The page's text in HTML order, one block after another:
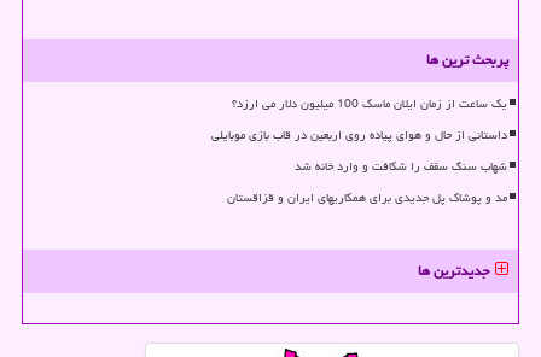
پربحث ترین ها
یک ساعت از زمان ایلان ماسک 100 میلیون دلار می ارزد؟
داستانی از حال و هوای پیاده روی اربعین در قاب بازی موبایلی
شهاب سنگ سقف را شکافت و وارد خانه شد
مد و پوشاک پل جدیدی برای همکاریهای ایران و قزاقستان
جدیدترین ها